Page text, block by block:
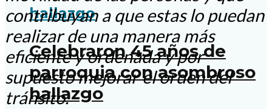
Celebraron 45 años de
parroquia con asombroso
hallazgo
contribuyan a que estas lo puedan
realizar de una manera más
eficiente y ordenada y por
supuesto mejorar el orden del
tránsito.